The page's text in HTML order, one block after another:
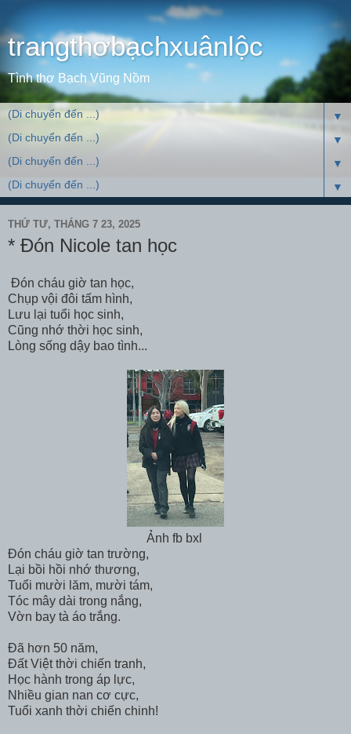
trangthơbạchxuânlộc
Tình thơ Bạch Vũng Nồm
▼
▼
▼
▼
THỨ TƯ, THÁNG 7 23, 2025
* Đón Nicole tan học
Đón cháu giờ tan học,
Chụp vội đôi tấm hình,
Lưu lại tuổi học sinh,
Cũng nhớ thời học sinh,
Lòng sống dậy bao tình...
Ảnh fb bxl
Đón cháu giờ tan trường,
Lại bồi hồi nhớ thương,
Tuổi mười lăm, mười tám,
Tóc mây dài trong nắng,
Vờn bay tà áo trắng.
Đã hơn 50 năm,
Đất Việt thời chiến tranh,
Học hành trong áp lực,
Nhiều gian nan cơ cực,
Tuổi xanh thời chiến chinh!